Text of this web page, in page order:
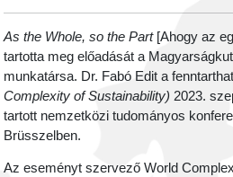
As the Whole, so the Part[Ahogy az
tartotta meg előadását a
munkatársa. Dr. Fabó Edit a
Complexity of Sustainability) 2023.
tartott nemzetközi tudományos
Brüsszelben.
Az eseményt szervező World